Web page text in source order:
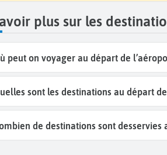
plus sur les
peut on voyager au départ de
sont les destinations au départ
de destinations sont desservies